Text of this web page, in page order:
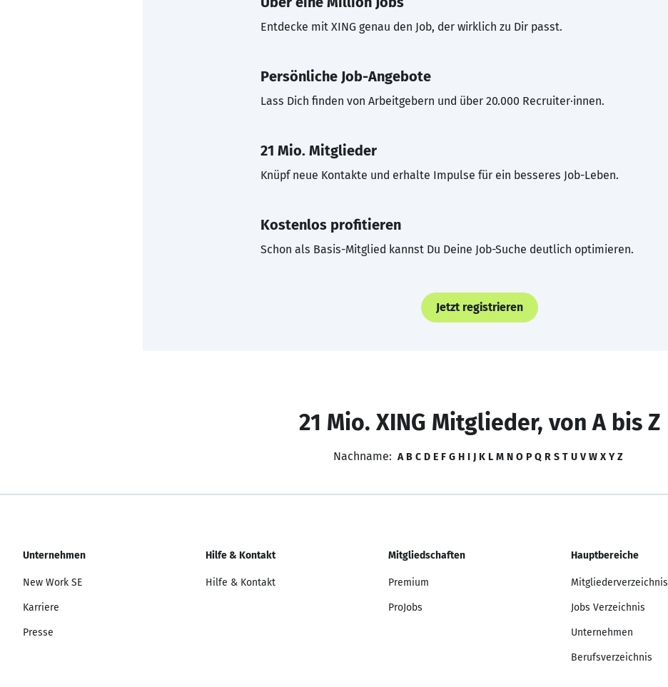
Entdecke mit XING genau den Job, der wirklich zu Dir passt.
Persönliche Job-Angebote
Lass Dich finden von Arbeitgebern und über 20.000 Recruiter·innen.
21 Mio. Mitglieder
Knüpf neue Kontakte und erhalte Impulse für ein besseres Job-Leben.
Kostenlos profitieren
Schon als Basis-Mitglied kannst Du Deine Job-Suche deutlich optimieren.
Jetzt registrieren
21 Mio. XING Mitglieder, von A bis Z
Nachname: A B C D E F G H I J K L M N O P Q R S T U V W X Y Z
Unternehmen
New Work SE
Karriere
Presse
Hilfe & Kontakt
Hilfe & Kontakt
Mitgliedschaften
Premium
ProJobs
Hauptbereiche
Mitgliederverzeichnis
Jobs Verzeichnis
Unternehmen
Berufsverzeichnis